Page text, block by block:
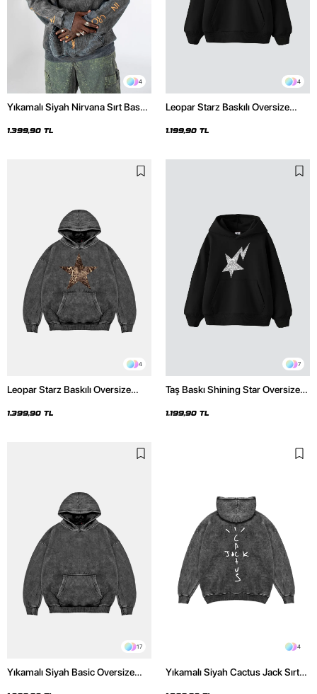
4
Yıkamalı Siyah Nirvana Sırt Baskılı
1.399,90 TL
4
Leopar Starz Baskılı Oversize
1.199,90 TL
4
Leopar Starz Baskılı Oversize
Hoodie
1.399,90 TL
7
Taş Baskı Shining Star Oversize
1.199,90 TL
17
Yıkamalı Siyah Basic Oversize
4
Yıkamalı Siyah Cactus Jack Sırt